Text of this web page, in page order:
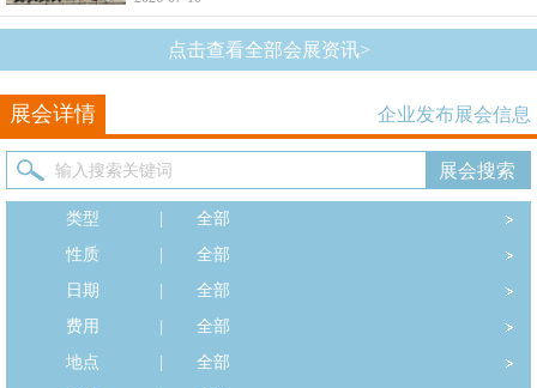
点击查看全部会展资讯>
展会详情 企业发布展会信息
类型
全部
性质
全部
日期
全部
费用
全部
地点
全部